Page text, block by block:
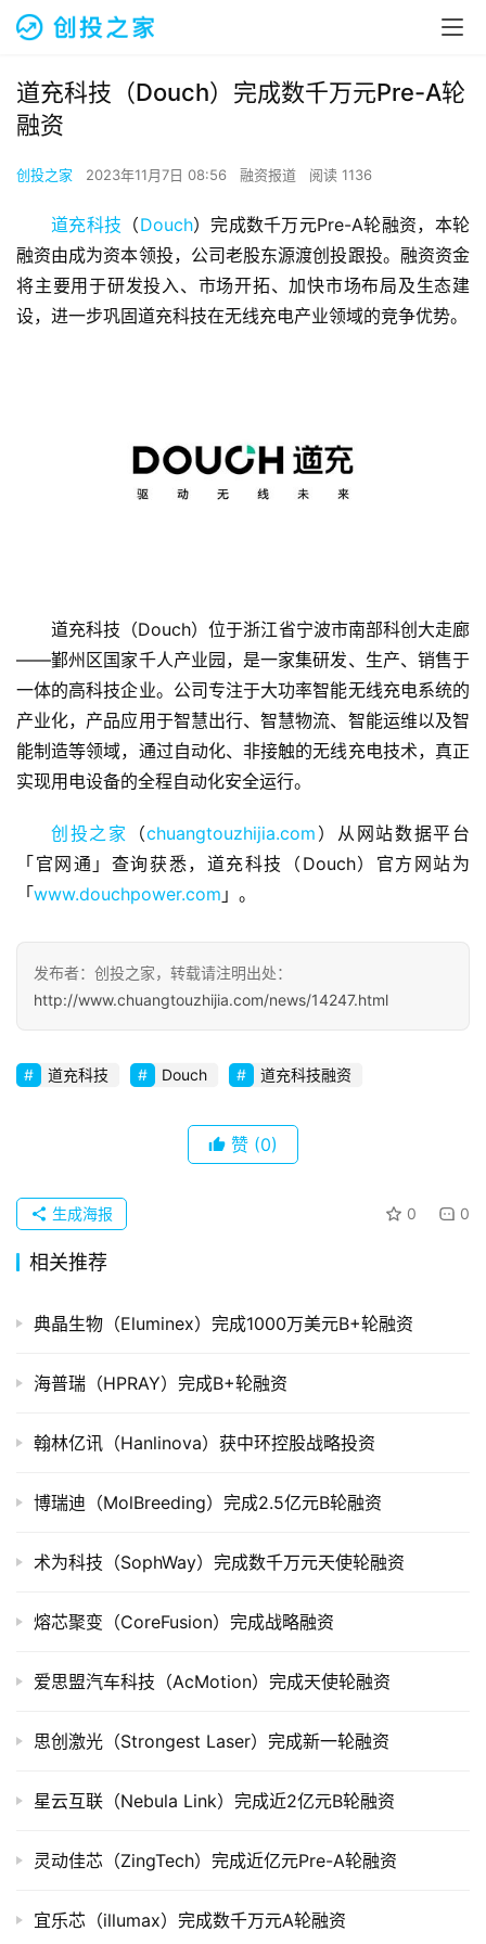
页
融
资
报
商
业
察
初
业
布
并
重
司
市
投
据
创
学
登录
投稿
道充科技（Douch）完成数千万元Pre-A轮
融资
创投之家 2023年11月7日 08:56 融资报道 阅读 1136
道充科技 （Douch）完成数千万元Pre-A轮融资，本轮
融资由成为资本领投，公司老股东源渡创投跟投。融资资金
将主要用于研发投入、市场开拓、加快市场布局及生态建
设，进一步巩固道充科技在无线充电产业领域的竞争优势。
道充科技（Douch）位于浙江省宁波市南部科创大走廊
——鄞州区国家千人产业园，是一家集研发、生产、销售于
一体的高科技企业。公司专注于大功率智能无线充电系统的
产业化，产品应用于智慧出行、智慧物流、智能运维以及智
能制造等领域，通过自动化、非接触的无线充电技术，真正
实现用电设备的全程自动化安全运行。
创投之家 （chuangtouzhijia.com ）从网站数据平台
「官网通」查询获悉，道充科技（Douch）官方网站为
「www.douchpower.com 」。
发布者：创投之家，转载请注明出处：
http://www.chuangtouzhijia.com/news/14247.html
道充科技 Douch 道充科技融资
赞 (0)
0 0
生成海报
相关推荐
典晶生物（Eluminex）完成1000万美元B+轮融资
海普瑞（HPRAY）完成B+轮融资
翰林亿讯（Hanlinova）获中环控股战略投资
博瑞迪（MolBreeding）完成2.5亿元B轮融资
术为科技（SophWay）完成数千万元天使轮融资
熔芯聚变（CoreFusion）完成战略融资
爱思盟汽车科技（AcMotion）完成天使轮融资
思创激光（Strongest Laser）完成新一轮融资
星云互联（Nebula Link）完成近2亿元B轮融资
灵动佳芯（ZingTech）完成近亿元Pre-A轮融资
宜乐芯（illumax）完成数千万元A轮融资